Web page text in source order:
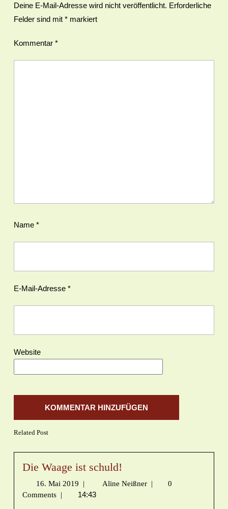
Deine E-Mail-Adresse wird nicht veröffentlicht. Erforderliche
Felder sind mit * markiert
Kommentar *
Name *
E-Mail-Adresse *
Website
Related Post
Die Waage ist schuld!
16. Mai 2019 | Aline Neißner |
0
Comments | 14:43